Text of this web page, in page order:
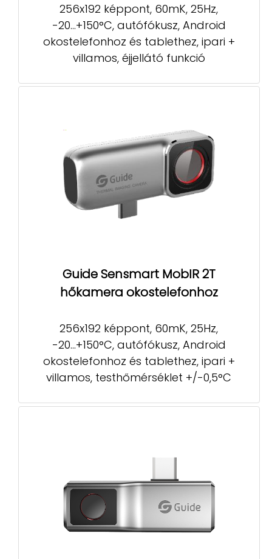
256x192 képpont, 60mK, 25Hz,
-20...+150°C, autófókusz, Android
okostelefonhoz és tablethez, ipari +
villamos, éjjellátó funkció
Guide Sensmart MobIR 2T
hőkamera okostelefonhoz
256x192 képpont, 60mK, 25Hz,
-20...+150°C, autófókusz, Android
okostelefonhoz és tablethez, ipari +
villamos, testhőmérséklet +/-0,5°C